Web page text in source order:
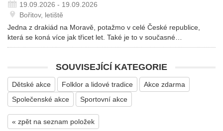
19.09.2026 - 19.09.2026
Bořitov, letiště
Jedna z drakiád na Moravě, potažmo v celé České republice,
která se koná více jak třicet let. Také je to v současné…
SOUVISEJÍCÍ KATEGORIE
Dětské akce Folklor a lidové tradice
Akce zdarma
Společenské akce
Sportovní akce
« zpět na seznam položek